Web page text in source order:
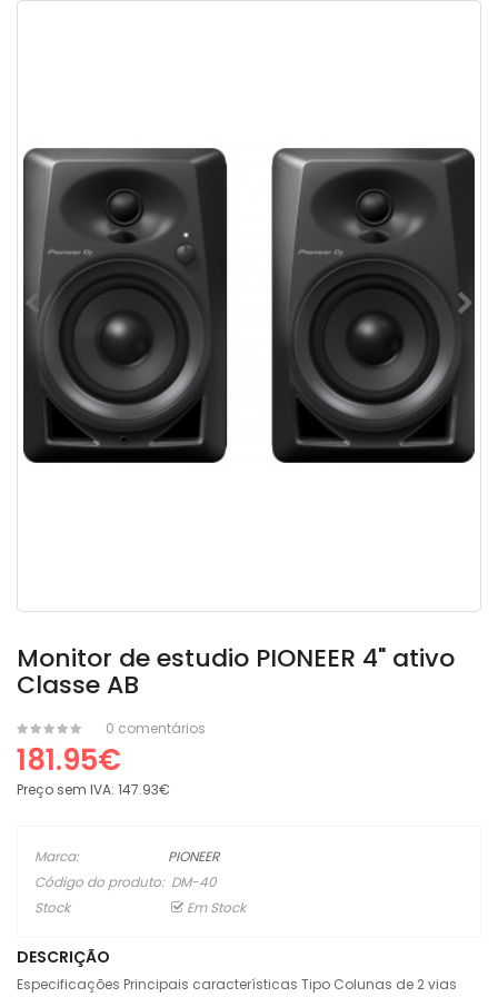
Monitor de estudio PIONEER 4" ativo
Classe AB
0 comentários
181.95€
Preço sem IVA: 147.93€
Marca:
PIONEER
Código do produto: DM-40
Stock
Em Stock
DESCRIÇÃO
Especificações Principais características Tipo Colunas de 2 vias